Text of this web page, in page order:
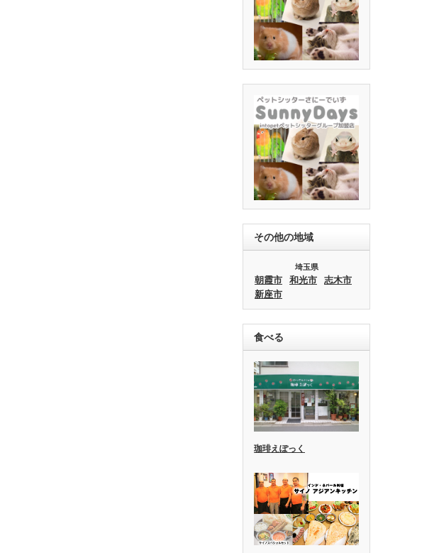
その他の地域
埼玉県
朝霞市 和光市
志木市
新座市
食べる
珈琲えぽっく